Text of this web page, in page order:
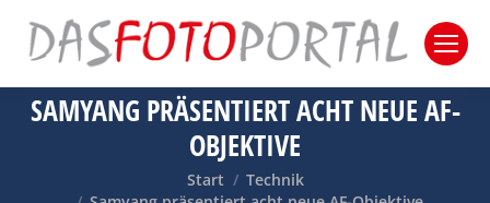
SAMYANG PRÄSENTIERT ACHT NEUE AF-
OBJEKTIVE
Sie befinden sich hier:
Start
Technik